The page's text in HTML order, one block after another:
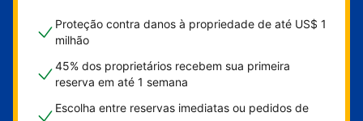
Proteção contra danos à propriedade de até US$ 1
milhão
45% dos proprietários recebem sua primeira
reserva em até 1 semana
Escolha entre reservas imediatas ou pedidos de